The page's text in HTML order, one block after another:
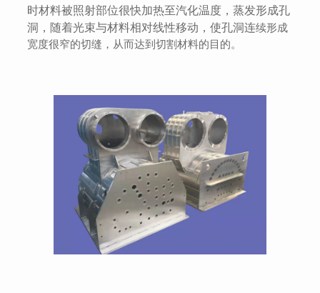
时材料被照射部位很快加热至汽化温度，蒸发形成孔
洞，随着光束与材料相对线性移动，使孔洞连续形成
宽度很窄的切缝，从而达到切割材料的目的。